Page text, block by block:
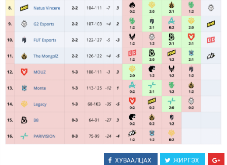
ХУВААЛЦАХ ЖИРГЭХ